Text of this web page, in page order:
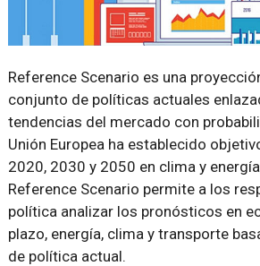
Reference Scenario es una
conjunto de políticas actuales
tendencias del mercado con
Unión Europea ha establecido
2020, 2030 y 2050 en clima y
Reference Scenario permite a los
política analizar los pronósticos en
plazo, energía, clima y transporte
de política actual.